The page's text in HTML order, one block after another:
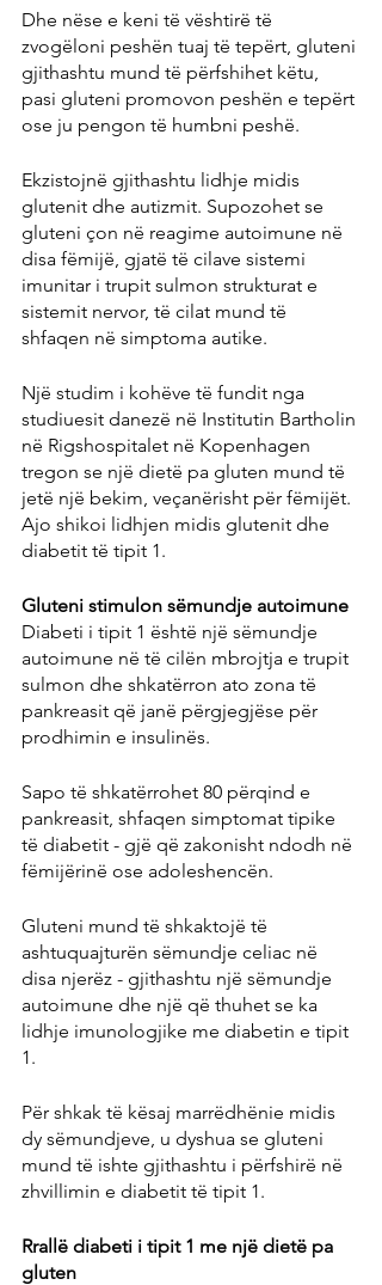
Dhe nëse e keni të vështirë të
zvogëloni peshën tuaj të tepërt, gluteni
gjithashtu mund të përfshihet këtu,
pasi gluteni promovon peshën e tepërt
ose ju pengon të humbni peshë.
Ekzistojnë gjithashtu lidhje midis
glutenit dhe autizmit. Supozohet se
gluteni çon në reagime autoimune në
disa fëmijë, gjatë të cilave sistemi
imunitar i trupit sulmon strukturat e
sistemit nervor, të cilat mund të
shfaqen në simptoma autike.
Një studim i kohëve të fundit nga
studiuesit danezë në Institutin Bartholin
në Rigshospitalet në Kopenhagen
tregon se një dietë pa gluten mund të
jetë një bekim, veçanërisht për fëmijët.
Ajo shikoi lidhjen midis glutenit dhe
diabetit të tipit 1.
Gluteni stimulon sëmundje autoimune
Diabeti i tipit 1 është një sëmundje
autoimune në të cilën mbrojtja e trupit
sulmon dhe shkatërron ato zona të
pankreasit që janë përgjegjëse për
prodhimin e insulinës.
Sapo të shkatërrohet 80 përqind e
pankreasit, shfaqen simptomat tipike
të diabetit - gjë që zakonisht ndodh në
fëmijërinë ose adoleshencën.
Gluteni mund të shkaktojë të
ashtuquajturën sëmundje celiac në
disa njerëz - gjithashtu një sëmundje
autoimune dhe një që thuhet se ka
lidhje imunologjike me diabetin e tipit
1.
Për shkak të kësaj marrëdhënie midis
dy sëmundjeve, u dyshua se gluteni
mund të ishte gjithashtu i përfshirë në
zhvillimin e diabetit të tipit 1.
Rrallë diabeti i tipit 1 me një dietë pa
gluten